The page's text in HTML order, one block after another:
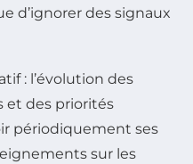
d’ignorer des signaux
: l’évolution des
et des priorités
périodiquement ses
sur les